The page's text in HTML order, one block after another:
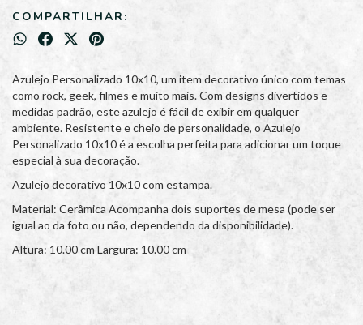
COMPARTILHAR:
Azulejo Personalizado 10x10, um item decorativo único com temas
como rock, geek, filmes e muito mais. Com designs divertidos e
medidas padrão, este azulejo é fácil de exibir em qualquer
ambiente. Resistente e cheio de personalidade, o Azulejo
Personalizado 10x10 é a escolha perfeita para adicionar um toque
especial à sua decoração.
Azulejo decorativo 10x10 com estampa.
Material: Cerâmica Acompanha dois suportes de mesa (pode ser
igual ao da foto ou não, dependendo da disponibilidade).
Altura: 10.00 cm Largura: 10.00 cm